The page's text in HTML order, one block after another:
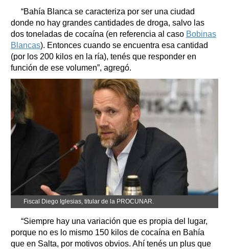
“Bahía Blanca se caracteriza por ser una ciudad
donde no hay grandes cantidades de droga, salvo las
dos toneladas de cocaína (en referencia al caso Bobinas
Blancas). Entonces cuando se encuentra esa cantidad
(por los 200 kilos en la ría), tenés que responder en
función de ese volumen”, agregó.
Fiscal Diego Iglesias, titular de la PROCUNAR.
“Siempre hay una variación que es propia del lugar,
porque no es lo mismo 150 kilos de cocaína en Bahía
que en Salta, por motivos obvios. Ahí tenés un plus que